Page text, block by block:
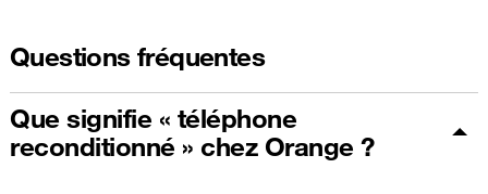
Questions fréquentes
Que signifie « téléphone
reconditionné » chez Orange ?